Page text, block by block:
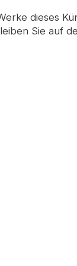
dieses
Sie auf